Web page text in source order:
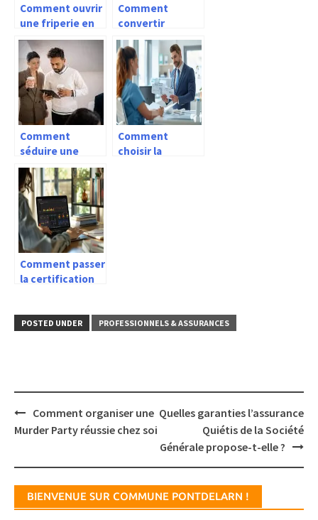
Comment ouvrir
une friperie en
ligne facilement
Comment
convertir
minutes en
heures ?
Comment
séduire une
collègue de
travail ?
Comment
choisir la
Comment passer
la certification
POSTED UNDER PROFESSIONNELS & ASSURANCES
Post
navigation
Comment organiser une
Murder Party réussie chez soi
Quelles garanties l’assurance
Quiétis de la Société
Générale propose-t-elle ?
BIENVENUE SUR COMMUNE PONTDELARN !